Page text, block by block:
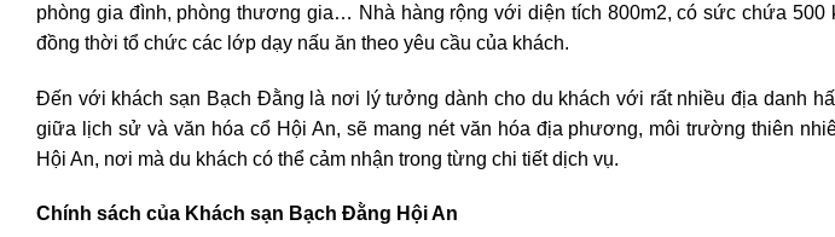
phòng gia đình, phòng thương gia… Nhà hàng rộng với diện tích 800m2, có sức chứa 500
đồng thời tổ chức các lớp dạy nấu ăn theo yêu cầu của khách.
Đến với khách sạn Bạch Đằng là nơi lý tưởng dành cho du khách với rất nhiều địa danh
giữa lịch sử và văn hóa cổ Hội An, sẽ mang nét văn hóa địa phương, môi trường thiên
Hội An, nơi mà du khách có thể cảm nhận trong từng chi tiết dịch vụ.
Chính sách của Khách sạn Bạch Đằng Hội An